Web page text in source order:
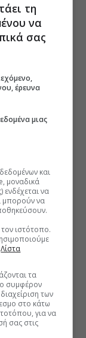
τη
να
σας
έρευνα
μιας
και
μοναδικά
ενδέχεται να
μπορούν να
ιστότοπο.
Λίστα
τα
συμφέρον
των
στο κάτω
για να
σας στις